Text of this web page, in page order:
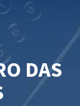
DAS